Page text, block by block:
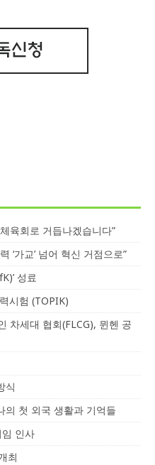
육회로 거듭나겠습니다”
‘가교’ 넘어 혁신 거점으로”
성료
시험 (TOPIK)
차세대 협회(FLCG), 뮌헨 공
식
의 첫 외국 생활과 기억들
인사
최